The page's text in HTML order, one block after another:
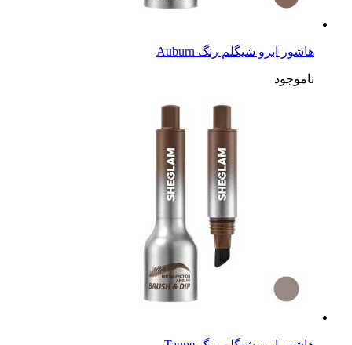
هاشور ابرو شیگلم رنگ Auburn
ناموجود